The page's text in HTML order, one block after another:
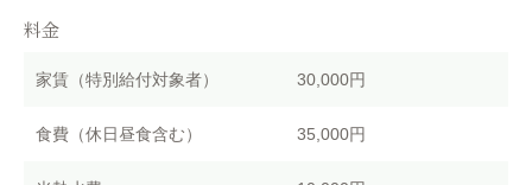
料金
家賃（特別給付対象者） 30,000円
食費（休日昼食含む） 35,000円